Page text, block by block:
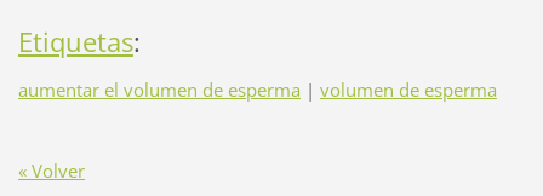
Etiquetas:
aumentar el volumen de esperma | volumen de esperma
« Volver